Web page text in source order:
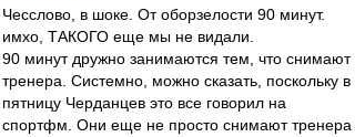
Чесслово, в шоке. От оборзелости 90 минут.
имхо, ТАКОГО еще мы не видали.
90 минут дружно занимаются тем, что снимают
тренера. Системно, можно сказать, поскольку в
пятницу Черданцев это все говорил на
спортфм. Они еще не просто снимают тренера